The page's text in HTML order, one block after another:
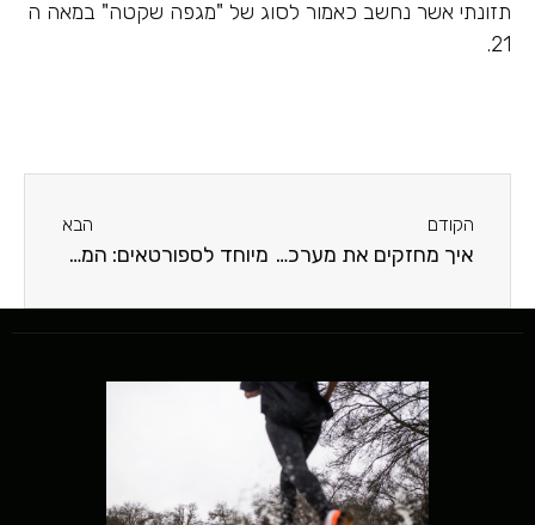
תזונתי אשר נחשב כאמור לסוג של "מגפה שקטה" במאה ה
21.
הקודם
איך מחזקים את מערכת החיסון באמצעות תזונה נכונה?
הבא
מיוחד לספורטאים: המאכלים שיעזרו לכם להתמודד עם ליחה